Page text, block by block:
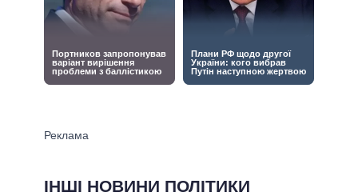
ІНШІ НОВИНИ ПОЛІТИКИ